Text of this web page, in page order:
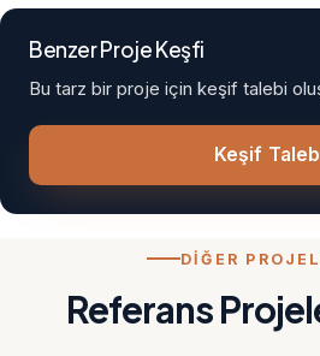
Benzer Proje Keşfi
Bu tarz bir proje için keşif talebi
Keşif
DİĞER
Referans